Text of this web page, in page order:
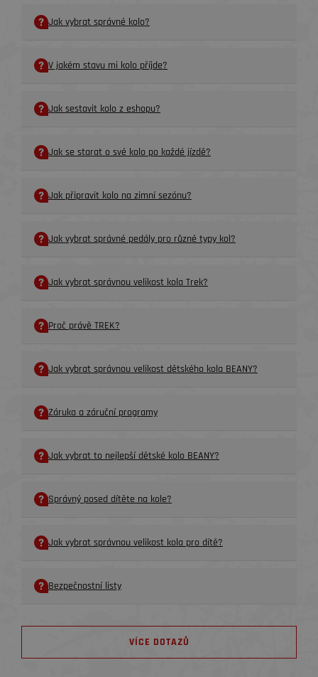
Jak vybrat správné kolo?
V jakém stavu mi kolo příjde?
Jak sestavit kolo z eshopu?
Jak se starat o své kolo po každé jízdě?
Jak připravit kolo na zimní sezónu?
Jak vybrat správné pedály pro různé typy kol?
Jak vybrat správnou velikost kola Trek?
Proč právě TREK?
Jak vybrat správnou velikost dětského kola BEANY?
Záruka a záruční programy
Jak vybrat to nejlepší dětské kolo BEANY?
Správný posed dítěte na kole?
Jak vybrat správnou velikost kola pro dítě?
Bezpečnostní listy
VÍCE DOTAZŮ